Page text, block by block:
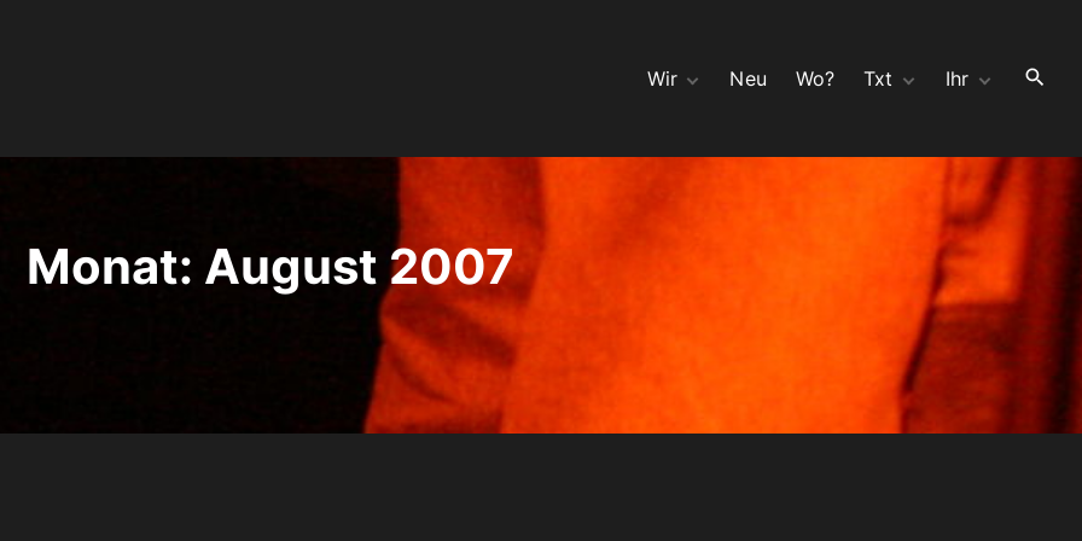
Wir Neu Wo? Txt
Split 10″ mit moloch
Bedeutungsschwang
er mit Zwillingen
Ihr
Bauchladen
Gast
Monat: August 2007